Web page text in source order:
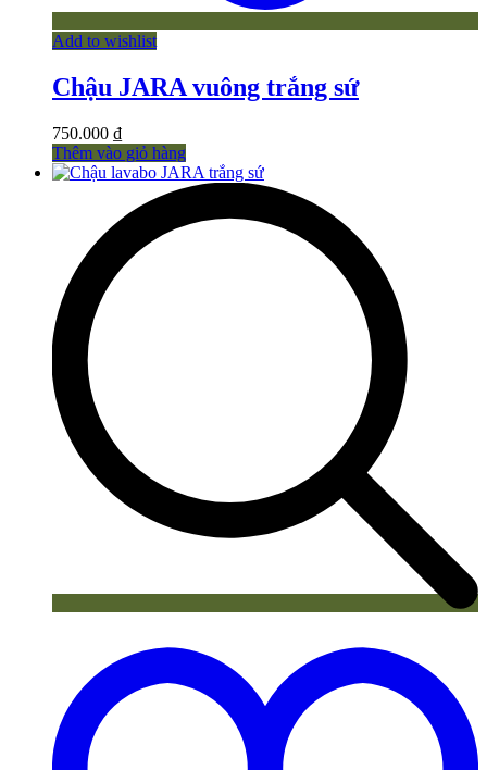
Add to wishlist
Chậu JARA vuông trắng sứ
750.000 ₫
Thêm vào giỏ hàng